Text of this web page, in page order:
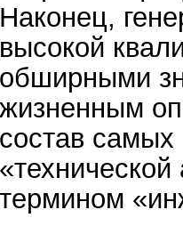
Наконец,
высокой
обширными
жизненным
состав
термином